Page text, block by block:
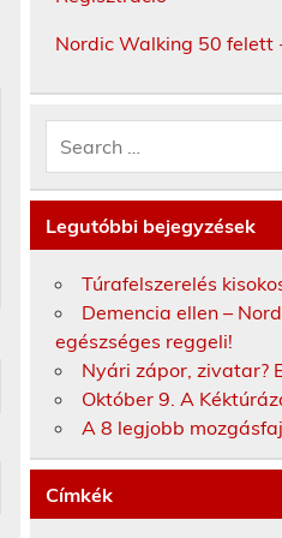
Nordic Walking 50 felett
Legutóbbi bejegyzések
Túrafelszerelés
Demencia ellen –
egészséges reggeli!
Nyári zápor, zivatar?
Október 9. A
A 8 legjobb
Címkék